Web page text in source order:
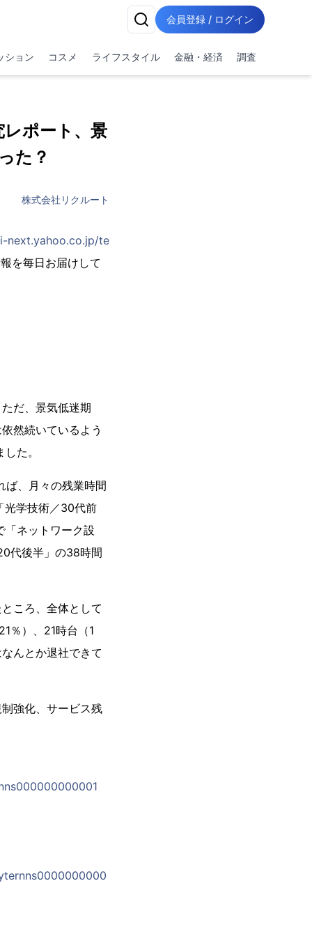
会員登録 / ログイン
ション コスメ ライフスタイル 金融・経済 調査
ポート、景
た？
株式会社リクルート
next.yahoo.co.jp/te
を毎日お届けして
だ、景気低迷期
然続いているよう
た。
ば、月々の残業時間
光学技術／30代前
「ネットワーク設
代後半」の38時間
ころ、全体として
％）、21時台（1
んとか退社できて
強化、サービス残